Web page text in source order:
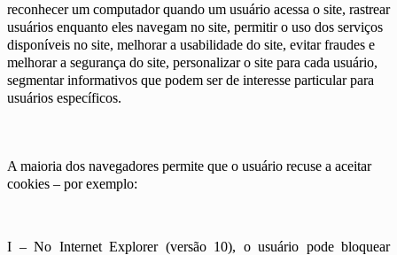
reconhecer um computador quando um usuário acessa o site, rastrear
usuários enquanto eles navegam no site, permitir o uso dos serviços
disponíveis no site, melhorar a usabilidade do site, evitar fraudes e
melhorar a segurança do site, personalizar o site para cada usuário,
segmentar informativos que podem ser de interesse particular para
usuários específicos.
A maioria dos navegadores permite que o usuário recuse a aceitar
cookies – por exemplo:
I – No Internet Explorer (versão 10), o usuário pode bloquear